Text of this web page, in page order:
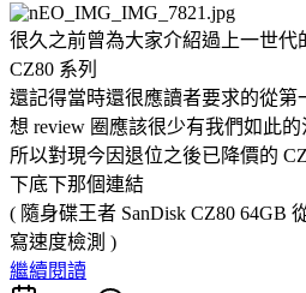
很久之前曾為大家介紹過上一世代
CZ80 系列
還記得當時還很應讀者要求的從
想 review 圈應該很少有我們如此的
所以對現今因退位之後已降價的
下底下那個連結
( 隨身碟王者 SanDisk CZ80 64GB
寫速度檢測 )
繼續閱讀